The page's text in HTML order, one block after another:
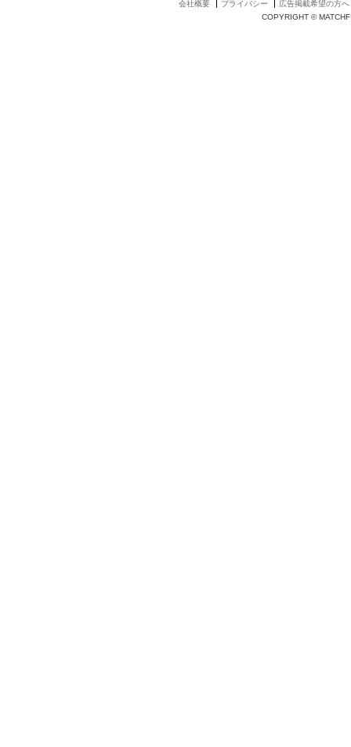
会社概要 プライバシー
広告掲載希望の方へ
COPYRIGHT ©